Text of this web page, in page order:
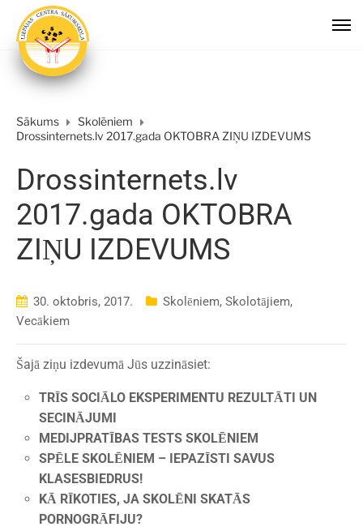
Sākums
Skolēniem
Drossinternets.lv 2017.gada OKTOBRA ZIŅU IZDEVUMS
Drossinternets.lv
2017.gada OKTOBRA
ZIŅU IZDEVUMS
30. oktobris, 2017. Skolēniem, Skolotājiem,
Vecākiem
Šajā ziņu izdevumā Jūs uzzināsiet:
TRĪS SOCIĀLO EKSPERIMENTU REZULTĀTI UN
SECINĀJUMI
MEDIJPRATĪBAS TESTS SKOLĒNIEM
SPĒLE SKOLĒNIEM – IEPAZĪSTI SAVUS
KLASESBIEDRUS!
KĀ RĪKOTIES, JA SKOLĒNI SKATĀS
PORNOGRĀFIJU?